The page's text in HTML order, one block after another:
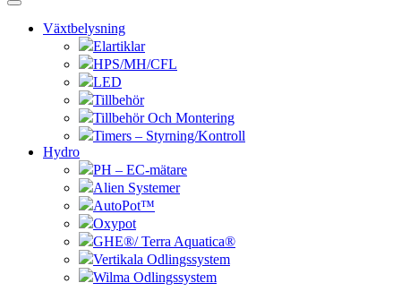
Växtbelysning
Elartiklar
HPS/MH/CFL
LED
Tillbehör
Tillbehör Och Montering
Timers – Styrning/Kontroll
Hydro
PH – EC-mätare
Alien Systemer
AutoPot™
Oxypot
GHE®/ Terra Aquatica®
Vertikala Odlingssystem
Wilma Odlingssystem